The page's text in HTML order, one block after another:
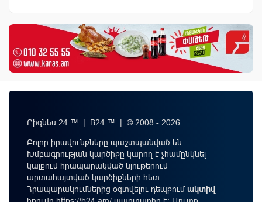
Բիզնես 24 ™ | B24 ™ | © 2008 - 2026
Բոլոր իրավունքները պաշտպանված են:
Խմբագրության կարծիքը կարող է չհամընկնել
կայքում հրապարակված նյութերում
արտահայտված կարծիքների հետ:
Հրապարակումներից օգտվելու դեպքումակտիվ